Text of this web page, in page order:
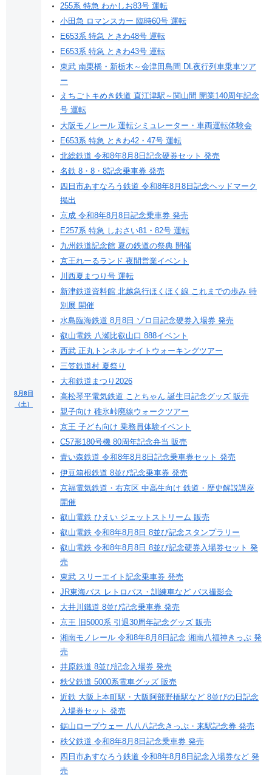
8月8日
（土）
255系 特急 わかしお83号 運転
小田急 ロマンスカー 臨時60号 運転
E653系 特急 ときわ48号 運転
E653系 特急 ときわ43号 運転
東武 南栗橋・新栃木～会津田島間 DL夜行列車乗車ツア
ー
えちごトキめき鉄道 直江津駅～関山間 開業140周年記念
号 運転
大阪モノレール 運転シミュレーター・車両運転体験会
E653系 特急 ときわ42・47号 運転
北総鉄道 令和8年8月8日記念硬券セット 発売
名鉄 8・8・8記念乗車券 発売
四日市あすなろう鉄道 令和8年8月8日記念ヘッドマーク
掲出
京成 令和8年8月8日記念乗車券 発売
E257系 特急 しおさい81・82号 運転
九州鉄道記念館 夏の鉄道の祭典 開催
京王れーるランド 夜間営業イベント
川西夏まつり号 運転
新津鉄道資料館 北越急行ほくほく線 これまでの歩み 特
別展 開催
水島臨海鉄道 8月8日 ゾロ目記念硬券入場券 発売
叡山電鉄 八瀬比叡山口 888イベント
西武 正丸トンネル ナイトウォーキングツアー
三笠鉄道村 夏祭り
大和鉄道まつり2026
高松琴平電気鉄道 ことちゃん 誕生日記念グッズ 販売
親子向け 碓氷峠廃線ウォークツアー
京王 子ども向け 乗務員体験イベント
C57形180号機 80周年記念弁当 販売
青い森鉄道 令和8年8月8日記念乗車券セット 発売
伊豆箱根鉄道 8並び記念乗車券 発売
京福電気鉄道・右京区 中高生向け 鉄道・歴史解説講座
開催
叡山電鉄 ひえい ジェットストリーム 販売
叡山電鉄 令和8年8月8日 8並び記念スタンプラリー
叡山電鉄 令和8年8月8日 8並び記念硬券入場券セット 発
売
東武 スリーエイト記念乗車券 発売
JR東海バス レトロバス・訓練車など バス撮影会
大井川鐵道 8並び記念乗車券 発売
京王 旧5000系 引退30周年記念グッズ 販売
湘南モノレール 令和8年8月8日記念 湘南八福神きっぷ 発
売
井原鉄道 8並び記念入場券 発売
秩父鉄道 5000系電車グッズ 販売
近鉄 大阪上本町駅・大阪阿部野橋駅など 8並びの日記念
入場券セット 発売
鋸山ロープウェー 八八八記念きっぷ・来駅記念券 発売
秩父鉄道 令和8年8月8日記念乗車券 発売
四日市あすなろう鉄道 令和8年8月8日記念入場券など 発
売